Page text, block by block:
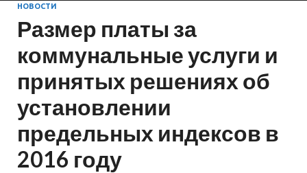
НОВОСТИ
Размер платы за
коммунальные услуги и
принятых решениях об
установлении
предельных индексов в
2016 году